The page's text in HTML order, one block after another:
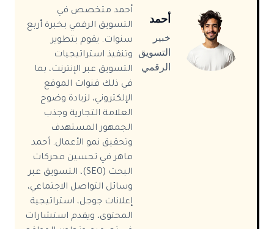
أحمد
خبير
التسويق
الرقمي
أحمد متخصص في
التسويق الرقمي بخبرة أربع
سنوات. يقوم بتطوير
وتنفيذ استراتيجيات
التسويق عبر الإنترنت، بما
في ذلك قنوات الموقع
الإلكتروني، لزيادة وضوح
العلامة التجارية وجذب
الجمهور المستهدف
وتحقيق نمو الأعمال. أحمد
ماهر في تحسين محركات
البحث (SEO)، التسويق عبر
وسائل التواصل الاجتماعي،
إعلانات جوجل، استراتيجية
المحتوى، ويقدم استشارات